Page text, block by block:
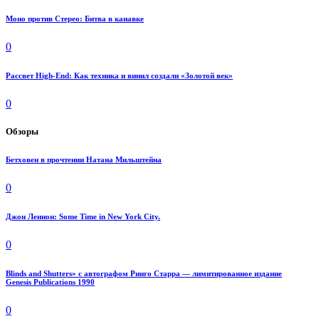
Моно против Стерео: Битва в канавке
0
Рассвет High-End: Как техника и винил создали «Золотой век»
0
Обзоры
Бетховен в прочтении Натана Мильштейна
0
Джон Леннон: Some Time in New York City.
0
Blinds and Shutters» с автографом Ринго Старра — лимитированное издание
Genesis Publications 1990
0